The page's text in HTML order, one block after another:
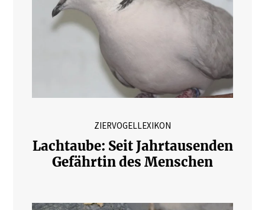
ZIERVOGELLEXIKON
Lachtaube: Seit Jahrtausenden
Gefährtin des Menschen